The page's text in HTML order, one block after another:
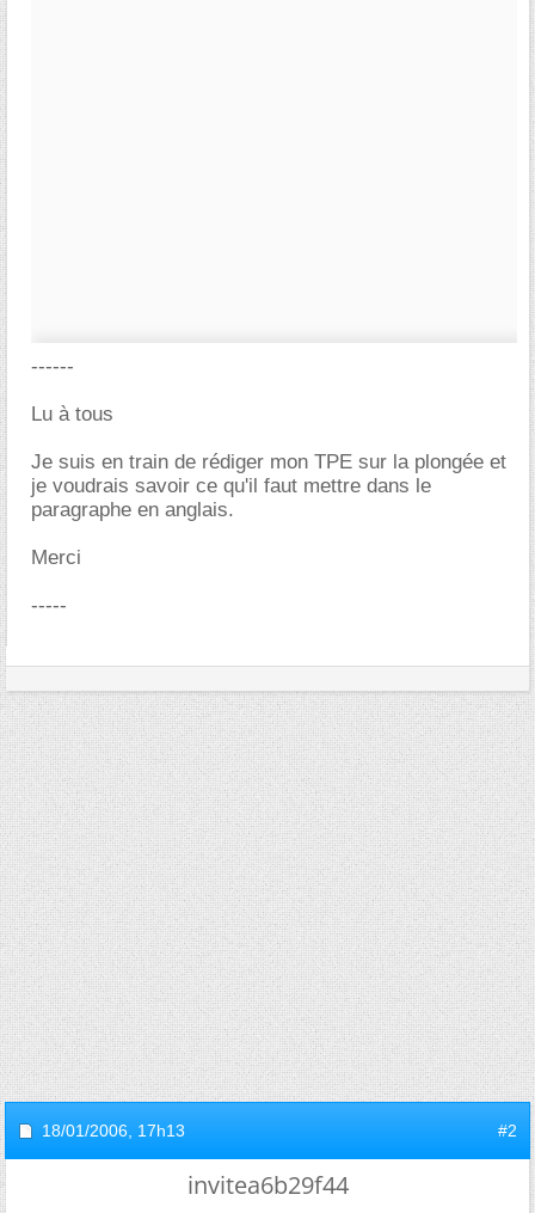
------
Lu à tous
Je suis en train de rédiger mon TPE sur la plongée et
je voudrais savoir ce qu'il faut mettre dans le
paragraphe en anglais.
Merci
-----
18/01/2006, 17h13 #2
invitea6b29f44